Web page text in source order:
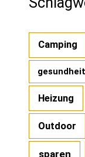
Camping
gesundheit
Heizung
Outdoor
sparen